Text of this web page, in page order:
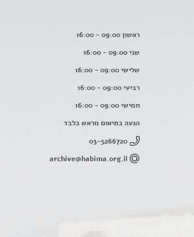
ראשון 09:00 - 16:00
שני 09:00 - 16:00
שלישי 09:00 - 16:00
רביעי 09:00 - 16:00
חמישי 09:00 - 16:00
הגעה בתיאום מראש בלבד
03-5266720
archive@habima.org.il